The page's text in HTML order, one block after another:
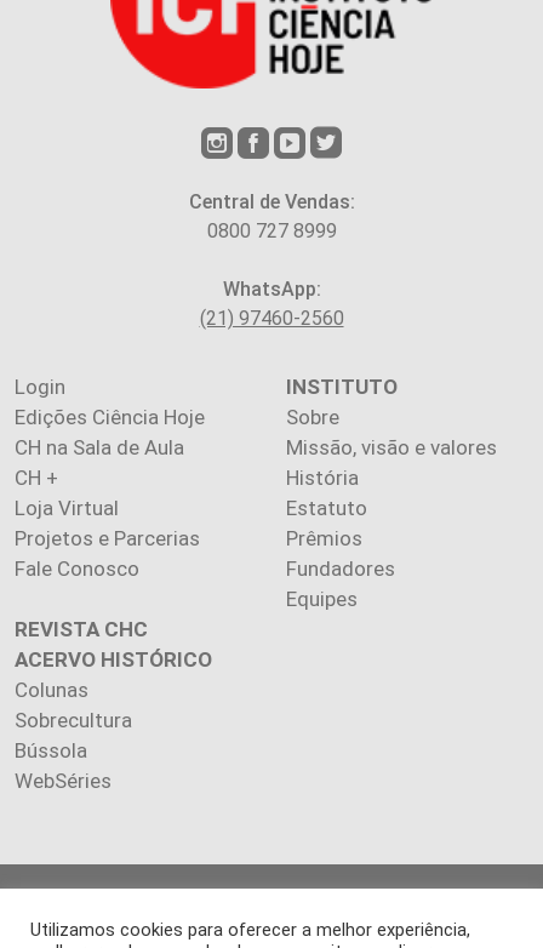
Central de Vendas:
0800 727 8999
WhatsApp:
(21) 97460-2560
Login
Edições Ciência Hoje
CH na Sala de Aula
CH +
Loja Virtual
Projetos e Parcerias
Fale Conosco
INSTITUTO
Sobre
Missão, visão e valores
História
Estatuto
Prêmios
Fundadores
Equipes
REVISTA CHC
ACERVO HISTÓRICO
Colunas
Sobrecultura
Bússola
WebSéries
reservados.
Utilizamos cookies para oferecer a melhor experiência,